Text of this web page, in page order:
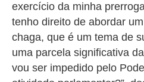
exercício da minha
tenho direito de abordar
chaga, que é um tema de
uma parcela significativa
vou ser impedido pelo